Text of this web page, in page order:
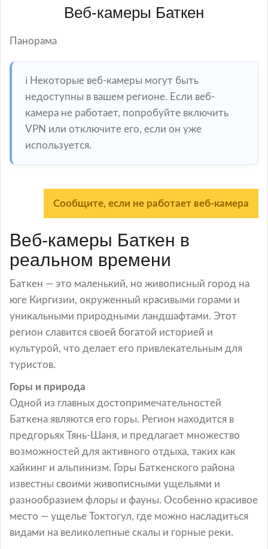
Веб-камеры Баткен
Панорама
ℹ️ Некоторые веб-камеры могут быть
недоступны в вашем регионе. Если веб-
камера не работает, попробуйте включить
VPN или отключите его, если он уже
используется.
Сообщите, если не работает веб-камера
Веб-камеры Баткен в
реальном времени
Баткен — это маленький, но живописный город на
юге Киргизии, окруженный красивыми горами и
уникальными природными ландшафтами. Этот
регион славится своей богатой историей и
культурой, что делает его привлекательным для
туристов.
Горы и природа
Одной из главных достопримечательностей
Баткена являются его горы. Регион находится в
предгорьях Тянь-Шаня, и предлагает множество
возможностей для активного отдыха, таких как
хайкинг и альпинизм. Горы Баткенского района
известны своими живописными ущельями и
разнообразием флоры и фауны. Особенно красивое
место — ущелье Токтогул, где можно насладиться
видами на великолепные скалы и горные реки.